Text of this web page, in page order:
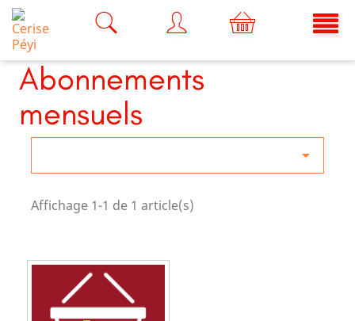
Abonnements
mensuels

Affichage 1-1 de 1 article(s)